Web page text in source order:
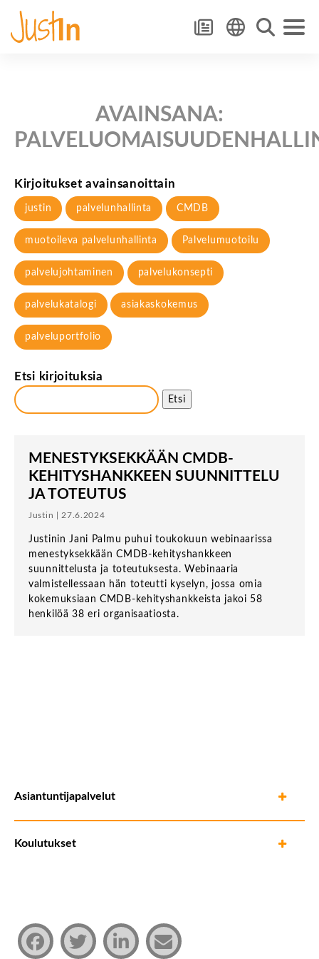
AVAINSANA:
Kirjoitukset avainsanoittain
justin palvelunhallinta CMDB
muotoileva palvelunhallinta Palvelumuotoilu
palvelujohtaminen palvelukonsepti
palvelukatalogi asiakaskokemus
palveluportfolio
Etsi kirjoituksia
Etsi
MENESTYKSEKKÄÄN CMDB-
KEHITYSHANKKEEN SUUNNITTELU
JA TOTEUTUS
Justin | 27.6.2024
Justinin Jani Palmu puhui toukokuun webinaarissa
menestyksekkään CMDB-kehityshankkeen
suunnittelusta ja toteutuksesta. Webinaaria
valmistellessaan hän toteutti kyselyn, jossa omia
kokemuksiaan CMDB-kehityshankkeista jakoi 58
henkilöä 38 eri organisaatiosta.
Asiantuntijapalvelut
Koulutukset